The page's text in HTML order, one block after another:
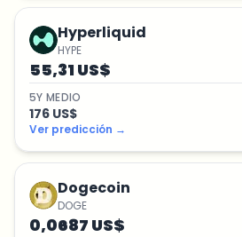
Hyperliquid
HYPE
55,31 US$
5Y MEDIO
176 US$
Ver predicción →
Dogecoin
DOGE
0,0687 US$